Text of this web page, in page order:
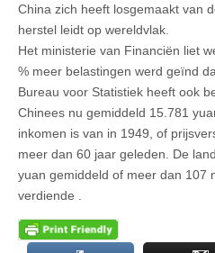
China zich heeft losgemaakt van
herstel leidt op wereldvlak.
Het ministerie van Financiën liet
% meer belastingen werd geïnd
Bureau voor Statistiek heeft ook
Chinees nu gemiddeld 15.781
inkomen is van in 1949, of
meer dan 60 jaar geleden. De
yuan gemiddeld of meer dan 107
verdiende .